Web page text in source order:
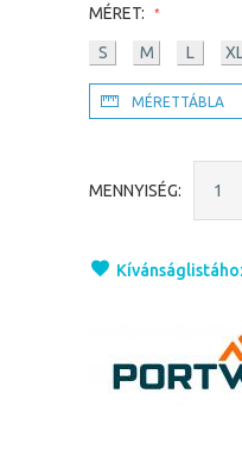
MÉRET:
S M L
MÉRETTÁBLA
MENNYISÉG: